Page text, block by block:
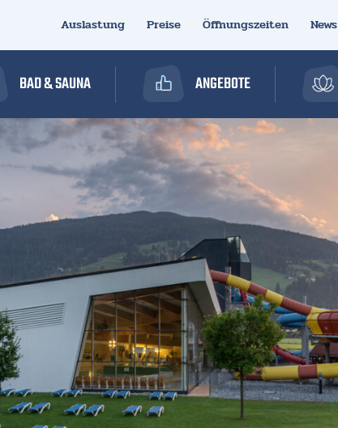
Auslastung Preise Öffnungszeiten News
BAD & SAUNA ANGEBOTE